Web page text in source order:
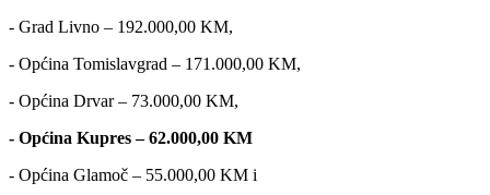
- Grad Livno – 192.000,00 KM,
- Općina Tomislavgrad – 171.000,00 KM,
- Općina Drvar – 73.000,00 KM,
- Općina Kupres – 62.000,00 KM
- Općina Glamoč – 55.000,00 KM i